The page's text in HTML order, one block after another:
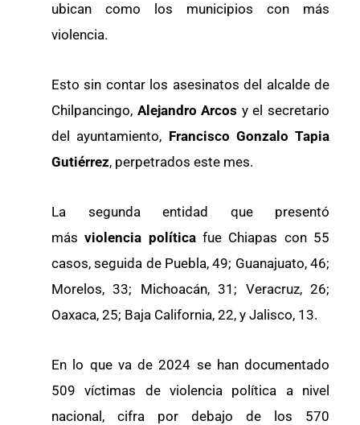
ubican como los municipios con más
violencia.
Esto sin contar los asesinatos del alcalde de
Chilpancingo, Alejandro Arcos y el secretario
del ayuntamiento, Francisco Gonzalo Tapia
Gutiérrez, perpetrados este mes.
La segunda entidad que presentó
másviolencia políticafue Chiapas con 55
casos, seguida de Puebla, 49; Guanajuato, 46;
Morelos, 33; Michoacán, 31; Veracruz, 26;
Oaxaca, 25; Baja California, 22, y Jalisco, 13.
En lo que va de 2024 se han documentado
509 víctimas de violencia política a nivel
nacional, cifra por debajo de los 570